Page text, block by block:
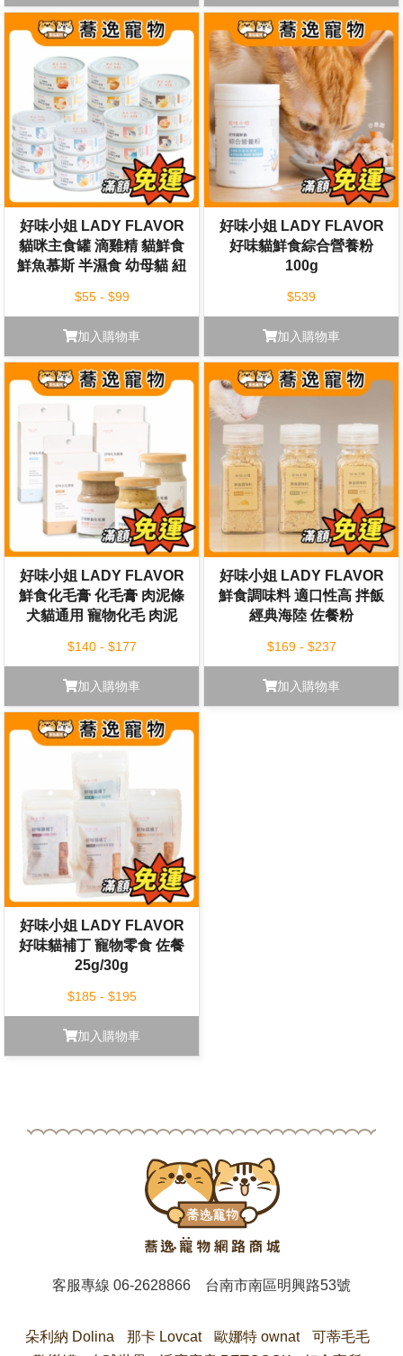
好味小姐 LADY FLAVOR
貓咪主食罐 滴雞精 貓鮮食
鮮魚慕斯 半濕食 幼母貓 紐
$55 - $99
加入購物車
好味小姐 LADY FLAVOR
好味貓鮮食綜合營養粉
100g
$539
加入購物車
好味小姐 LADY FLAVOR
鮮食化毛膏 化毛膏 肉泥條
犬貓通用 寵物化毛 肉泥
$140 - $177
加入購物車
好味小姐 LADY FLAVOR
鮮食調味料 適口性高 拌飯
經典海陸 佐餐粉
$169 - $237
加入購物車
好味小姐 LADY FLAVOR
好味貓補丁 寵物零食 佐餐
25g/30g
$185 - $195
加入購物車
客服專線06-2628866 台南市南區明興路53號
朵利納 Dolina 那卡 Lovcat 歐娜特 ownat
可蒂毛毛